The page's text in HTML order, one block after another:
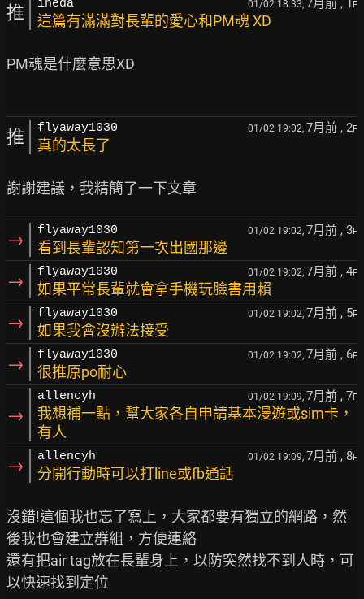
推 ineda 01/02 18:33, 7月前 , 1 F
這篇有滿滿對長輩的愛心和PM魂 XD
PM魂是什麼意思XD
推 flyaway1030 01/02 19:02, 7月前 , 2F
真的太長了
→ flyaway1030 01/02 19:02, 7月前 , 3F
看到長輩認知第一次出國那邊
→ flyaway1030 01/02 19:02, 7月前 , 4F
如果平常長輩就會拿手機玩臉書用賴
→ flyaway1030 01/02 19:02, 7月前 , 5F
如果我會沒辦法接受
→ flyaway1030 01/02 19:02, 7月前 , 6F
很推原po耐心
→
allencyh 01/02 19:09, 7月前 , 7F
我想補一點，幫大家各自申請基本漫遊或sim卡，
有人
→ allencyh 01/02 19:09, 7月前 , 8F
分開行動時可以打line或fb通話
沒錯!這個我也忘了寫上，大家都要有獨立的網路，然
後我也會建立群組，方便連絡
還有把air tag放在長輩身上，以防突然找不到人時，可
以快速找到定位